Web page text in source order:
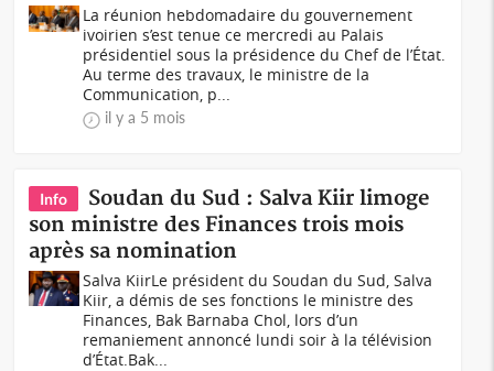
La réunion hebdomadaire du gouvernement
ivoirien s’est tenue ce mercredi au Palais
présidentiel sous la présidence du Chef de l’État.
Au terme des travaux, le ministre de la
Communication, p...
il y a 5 mois
Info
Soudan du Sud : Salva Kiir limoge
son ministre des Finances trois mois
après sa nomination
Salva Kiir Le président du Soudan du Sud, Salva
Kiir, a démis de ses fonctions le ministre des
Finances, Bak Barnaba Chol, lors d’un
remaniement annoncé lundi soir à la télévision
d’État.Bak...